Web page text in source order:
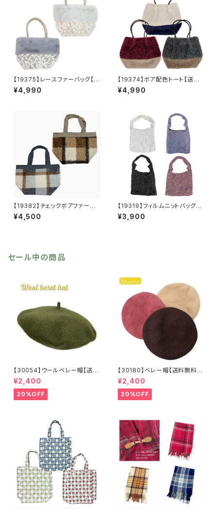
【19375】レースファーバッグ【送
料無料】秋冬バッグ 新作
¥4,990
【19374】ボア配色トート【送料
無料】秋冬バッグ 新作
¥4,990
【19382】チェックボアファート
ート【送料無料】秋冬バッグ 新
作
¥4,500
【19319】フィルムニットバッグ
【送料無料】キラキラ グリッタ
ー
¥3,900
セール中の商品
【30054】ウールベレー帽【送料
無料】帽子 カーキ グリー
ン 秋冬 フェルトベレー レト
ロ 無地 チョボ シンプル
¥2,400
20%OFF
【30180】ベレー帽【送料無料】
フレンチ ベーシック 無地
ベージュ パープル ブラウ
ン シンプル ハット 秋冬
ウールベレー バスクベレー
¥2,400
20%OFF